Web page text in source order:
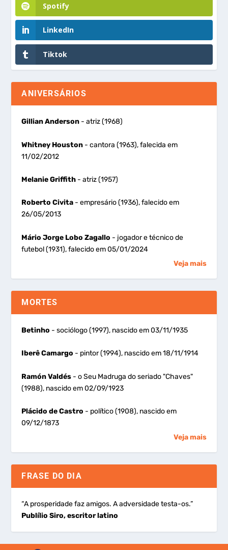
Spotify
LinkedIn
Tiktok
ANIVERSÁRIOS
Gillian Anderson - atriz (1968)
Whitney Houston - cantora (1963), falecida em
11/02/2012
Melanie Griffith - atriz (1957)
Roberto Civita - empresário (1936), falecido em
26/05/2013
Mário Jorge Lobo Zagallo - jogador e técnico de
futebol (1931), falecido em 05/01/2024
Veja mais
MORTES
Betinho - sociólogo (1997), nascido em 03/11/1935
Iberê Camargo - pintor (1994), nascido em 18/11/1914
Ramón Valdés - o Seu Madruga do seriado "Chaves"
(1988), nascido em 02/09/1923
Plácido de Castro - político (1908), nascido em
09/12/1873
Veja mais
FRASE DO DIA
“A prosperidade faz amigos. A adversidade testa-os.”
Publílio Siro, escritor latino